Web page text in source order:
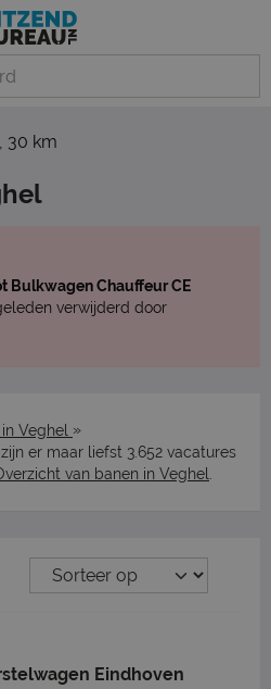
, 30 km
Bulkwagen Chauffeur CE
verwijderd door
Veghel »
er maar liefst 3.652 vacatures
van banen in Veghel
Eindhoven